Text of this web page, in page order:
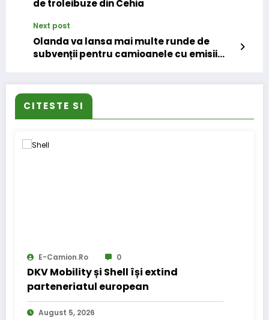
de troleibuze din Cehia
Next post
Olanda va lansa mai multe runde de
subvenții pentru camioanele cu emisii
CITESTE SI
E-Camion.ro 0
DKV Mobility și Shell își extind
parteneriatul european
August 5, 2026